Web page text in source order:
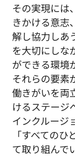
その実現には
きかける意志
解し協力しあ
を大切にしな
ができる環境
それらの要素
働きがいを両
けるステージ
インクルージ
「すべての
て取り組んで